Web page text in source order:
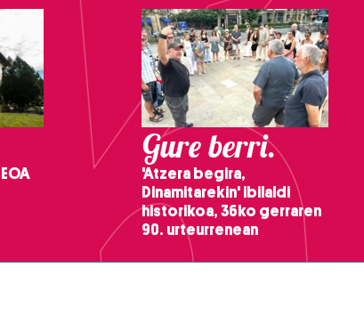
Gure berri.
'Atzera begira,
Dinamitarekin' ibilaldi
historikoa, 36ko gerraren
90. urteurrenean